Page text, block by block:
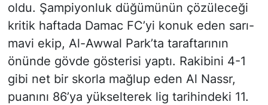
oldu. Şampiyonluk düğümünün çözüleceği
kritik haftada Damac FC’yi konuk eden sarı-
mavi ekip, Al-Awwal Park’ta taraftarının
önünde gövde gösterisi yaptı. Rakibini 4-1
gibi net bir skorla mağlup eden Al Nassr,
puanını 86’ya yükselterek lig tarihindeki 11.